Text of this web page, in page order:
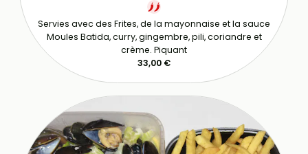
Servies avec des Frites, de la mayonnaise et la sauce
Moules Batida, curry, gingembre, pili, coriandre et
crème. Piquant
33,00 €